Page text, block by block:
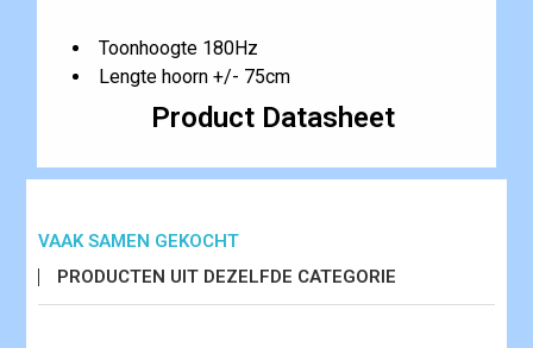
Toonhoogte 180Hz
Lengte hoorn +/- 75cm
Product Datasheet
VAAK SAMEN GEKOCHT
PRODUCTEN UIT DEZELFDE CATEGORIE